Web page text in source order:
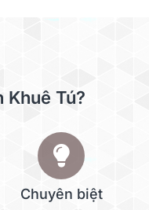
Khuê Tú?
Chuyên biệt